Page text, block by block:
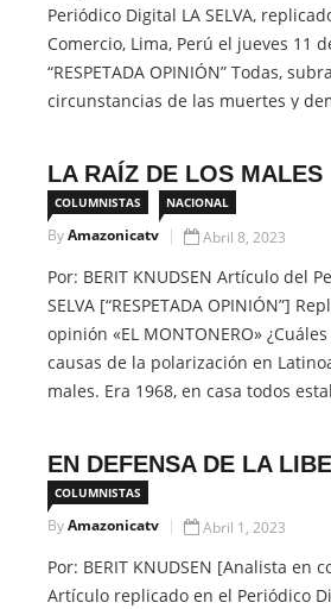
Periódico Digital LA SELVA,
Comercio, Lima, Perú el jueves 11
“RESPETADA OPINIÓN” Todas,
circunstancias de las muertes y
responsables según la ley. Dicho
CONTINUE READING
COLUMNISTAS NACIONAL
LA RAÍZ DE LOS MALES
ByAmazonicatv Abril 8, 2023
Por: BERIT KNUDSEN Artículo del
SELVA [“RESPETADA OPINIÓN”]
opinión «EL MONTONERO»
causas de la polarización en
males. Era 1968, en casa todos
COLUMNISTAS
EN DEFENSA DE LA
ByAmazonicatv Abril 1, 2023
Por: BERIT KNUDSEN [Analista en
Artículo replicado en el Periódico